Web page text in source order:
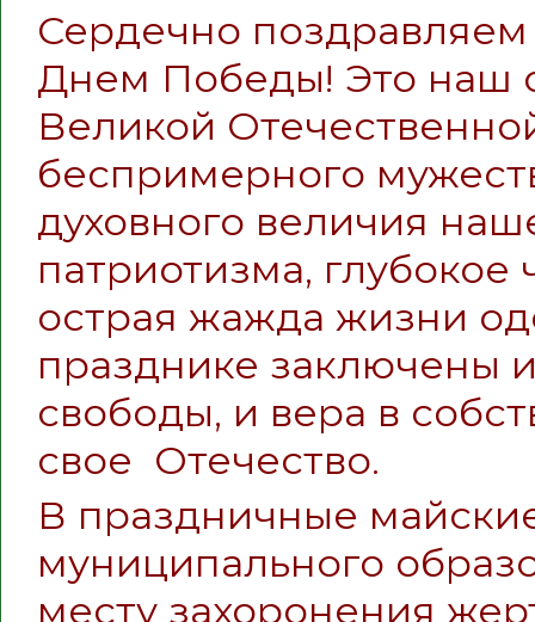
Сердечно
Днем Победы! Это наш
Великой
беспримерного
духовного величия
патриотизма,
острая жажда жизни
празднике заключены
свободы, и вера в
свое Отечество.
В праздничные
муниципального
месту захоронения